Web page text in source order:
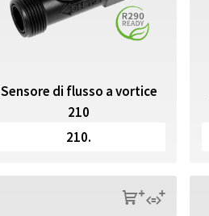
Sensore di flusso a vortice
210
210.
sq